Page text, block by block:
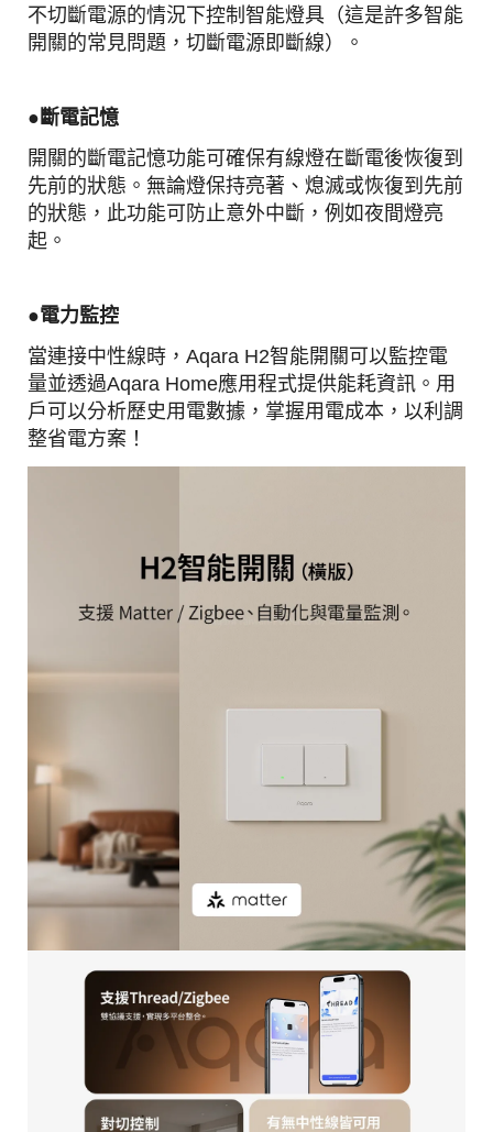
不切斷電源的情況下控制智能燈具（這是許多智能
開關的常見問題，切斷電源即斷線）。
● 斷電記憶
開關的斷電記憶功能可確保有線燈在斷電後恢復到
先前的狀態。無論燈保持亮著、熄滅或恢復到先前
的狀態，此功能可防止意外中斷，例如夜間燈亮
起。
●電力監控
當連接中性線時，Aqara H2智能開關可以監控電
量並透過Aqara Home應用程式提供能耗資訊。用
戶可以分析歷史用電數據，掌握用電成本，以利調
整省電方案！